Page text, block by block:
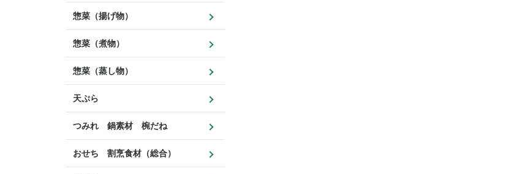
惣菜（揚げ物）
惣菜（煮物）
惣菜（蒸し物）
天ぷら
つみれ 鍋素材 椀だね
おせち 割烹食材（総合）